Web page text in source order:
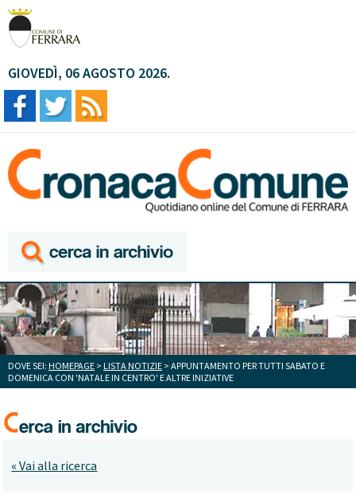
GIOVEDÌ, 06 AGOSTO 2026.
DOVE SEI: HOMEPAGE > LISTA NOTIZIE > APPUNTAMENTO PER TUTTI SABATO E
DOMENICA CON 'NATALE IN CENTRO' E ALTRE INIZIATIVE
« Vai alla ricerca